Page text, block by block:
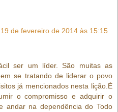
19 de fevereiro de 2014 às 15:15
ser um líder. São muitas as
se tratando de liderar o povo
já mencionados nesta lição.É
o compromisso e adquirir o
andar na dependência do Todo